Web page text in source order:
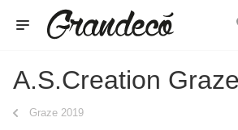
A.S.Creation
Graze 2019